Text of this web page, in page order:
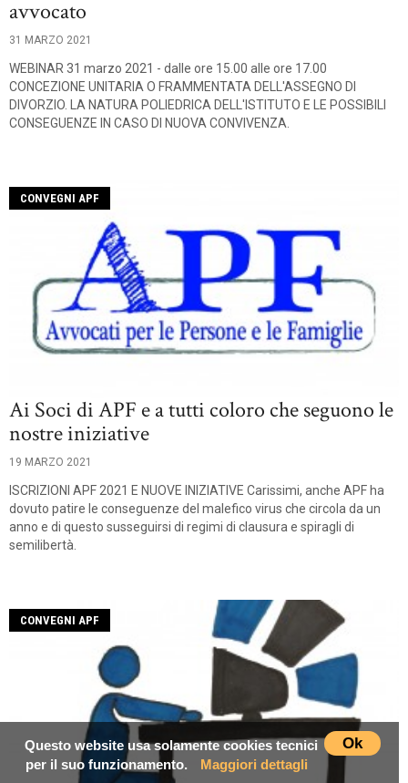
avvocato
31 MARZO 2021
WEBINAR 31 marzo 2021 - dalle ore 15.00 alle ore 17.00
CONCEZIONE UNITARIA O FRAMMENTATA DELL'ASSEGNO DI
DIVORZIO. LA NATURA POLIEDRICA DELL'ISTITUTO E LE POSSIBILI
CONSEGUENZE IN CASO DI NUOVA CONVIVENZA.
CONVEGNI APF
Ai Soci di APF e a tutti coloro che seguono le
nostre iniziative
19 MARZO 2021
ISCRIZIONI APF 2021 E NUOVE INIZIATIVE Carissimi, anche APF ha
dovuto patire le conseguenze del malefico virus che circola da un
anno e di questo susseguirsi di regimi di clausura e spiragli di
semilibertà.
CONVEGNI APF
Ok
Questo website usa solamente cookies tecnici
per il suo funzionamento.
Maggiori dettagli